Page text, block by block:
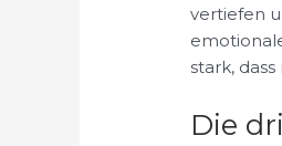
vertiefen
stark,
Die